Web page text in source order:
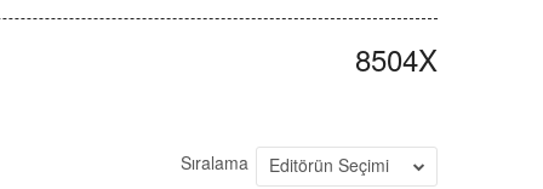
8504X
Sıralama Editörün Seçimi